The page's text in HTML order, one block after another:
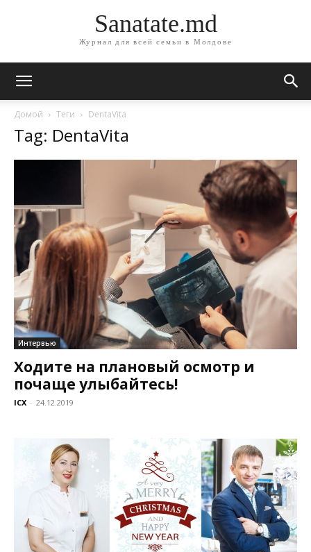
Sanatate.md
Журнал для всей семьи в Молдове
Домой Теги DentaVita
Tag: DentaVita
Интервью
Ходите на плановый осмотр и
почаще улыбайтесь!
ICX - 24.12.2019